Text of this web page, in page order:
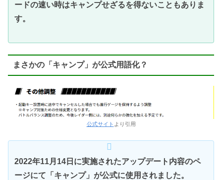
ードの速い時はキャンプせざるを得ないこともありま
す。
まさかの「キャンプ」が公式用語化？
公式サイト より引用
2022年11月14日に実施されたアップデート内容のペ
ージにて「キャンプ」が公式に使用されました。